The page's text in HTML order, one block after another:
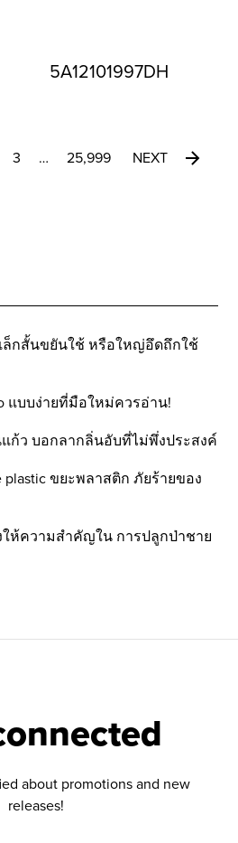
5A12101997DH
3 … 25,999 NEXT
กสั้นขยันใช้ หรือใหญ่อึดถึกใช้
แบบง่ายที่มือใหม่ควรอ่าน!
ก้ว บอกลากลิ่นอับที่ไม่พึ่งประสงค์
plastic ขยะพลาสติก ภัยร้ายของ
ให้ความสำคัญใน การปลูกป่าชาย
about promotions and new
releases!